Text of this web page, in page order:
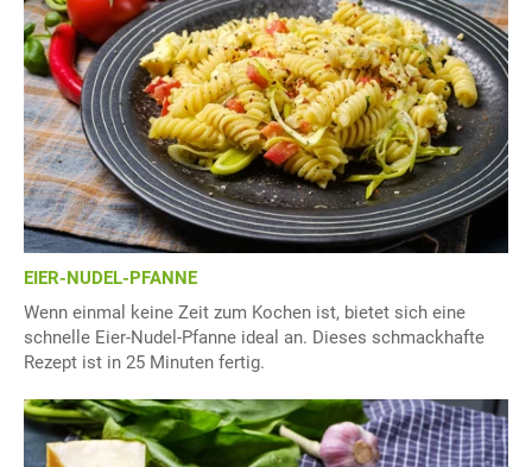
EIER-NUDEL-PFANNE
Wenn einmal keine Zeit zum Kochen ist, bietet sich eine
schnelle Eier-Nudel-Pfanne ideal an. Dieses schmackhafte
Rezept ist in 25 Minuten fertig.